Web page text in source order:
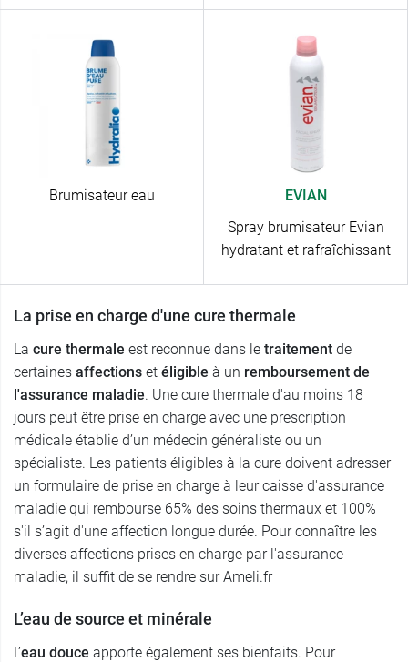
Brumisateur eau
EVIAN
Spray brumisateur Evian
hydratant et rafraîchissant
La prise en charge d'une cure thermale
La cure thermale est reconnue dans le traitement de
certaines affections et éligible à un remboursement de
l'assurance maladie. Une cure thermale d'au moins 18
jours peut être prise en charge avec une prescription
médicale établie d’un médecin généraliste ou un
spécialiste. Les patients éligibles à la cure doivent adresser
un formulaire de prise en charge à leur caisse d'assurance
maladie qui rembourse 65% des soins thermaux et 100%
s'il s’agit d'une affection longue durée. Pour connaître les
diverses affections prises en charge par l'assurance
maladie, il suffit de se rendre sur Ameli.fr
L’eau de source et minérale
L’eau douce apporte également ses bienfaits. Pour